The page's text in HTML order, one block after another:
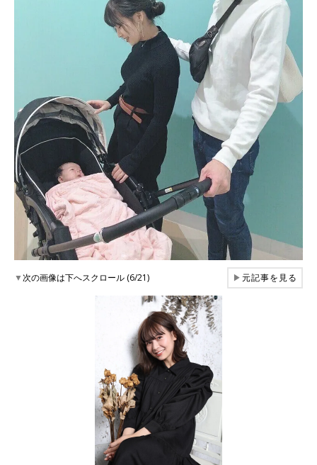
▼次の画像は下へスクロール (6/21) ▶元記事を見る